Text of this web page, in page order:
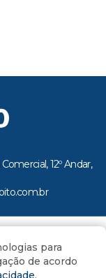
12º Andar,
4oito para
de acordo
.